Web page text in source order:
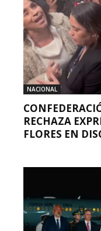
NACIONAL
RECHAZA
FLORES EN